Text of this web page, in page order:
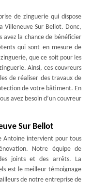
de zinguerie qui dispose
Villeneuve Sur Bellot. Donc,
avez la chance de bénéficier
qui sont en mesure de
que ce soit pour les
Ainsi, ces couvreurs
de réaliser des travaux de
de votre bâtiment. En
avez besoin d’un couvreur
Sur Bellot
Antoine intervient pour tous
Notre équipe de
joints et des arrêts. La
est le meilleur témoignage
de notre entreprise de